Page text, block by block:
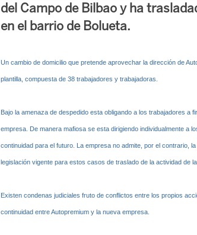
del Campo de Bilbao y ha
en el barrio de Bolueta.
Un cambio de domicilio que pretende aprovechar la dirección de
plantilla, compuesta de 38 trabajadores y trabajadoras.
Bajo la amenaza de despedido esta obligando a los trabajadores
empresa. De manera mafiosa se esta dirigiendo individualmente a
continuidad para el futuro. La empresa no admite, por el contrario,
legislación vigente para estos casos de traslado de la actividad de
Existen condenas judiciales fruto de conflictos entre los propios
continuidad entre Autopremium y la nueva empresa.